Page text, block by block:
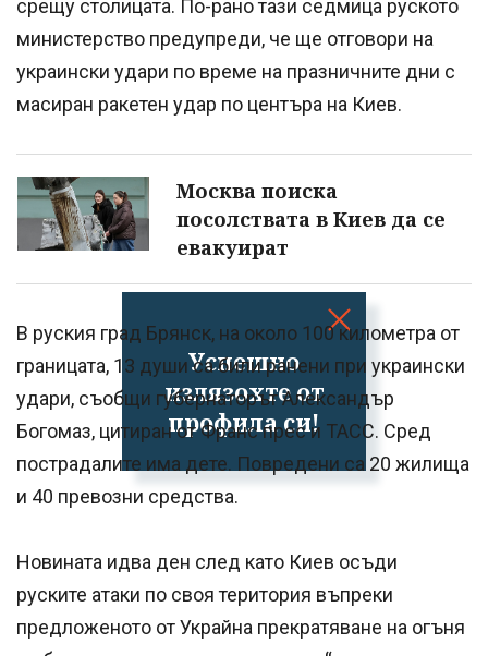
Успешно
излязохте от
профила си!
срещу столицата. По-рано тази седмица руското
министерство предупреди, че ще отговори на
украински удари по време на празничните дни с
масиран ракетен удар по центъра на Киев.
Москва поиска
посолствата в Киев да се
евакуират
В руския град Брянск, на около 100 километра от
границата, 13 души са били ранени при украински
удари, съобщи губернаторът Александър
Богомаз, цитиран от Франс прес и ТАСС. Сред
пострадалите има дете. Повредени са 20 жилища
и 40 превозни средства.
Новината идва ден след като Киев осъди
руските атаки по своя територия въпреки
предложеното от Украйна прекратяване на огъня